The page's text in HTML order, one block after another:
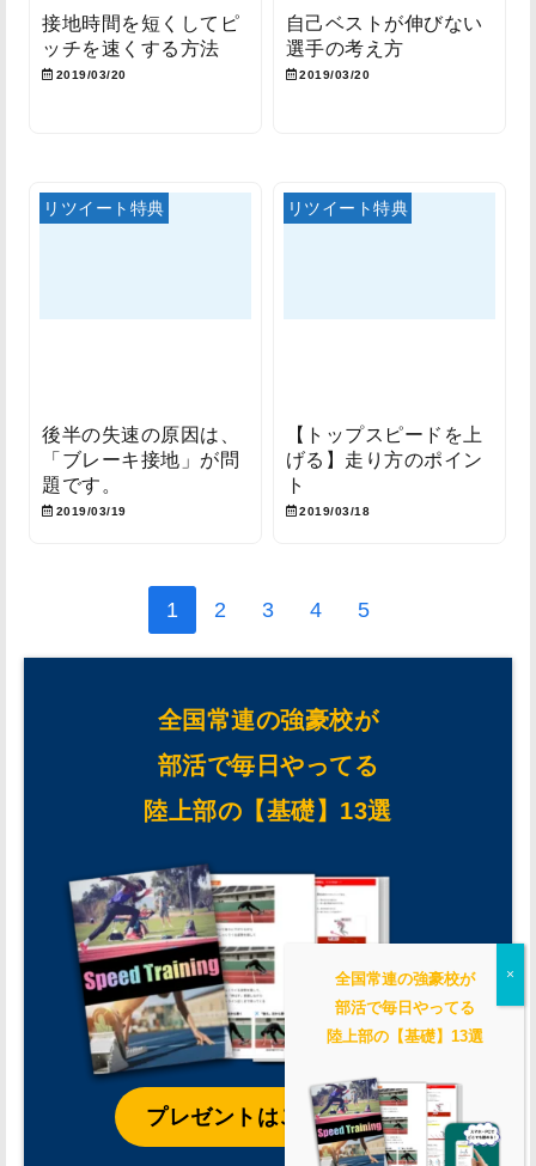
接地時間を短くしてピ
ッチを速くする方法
2019/03/20
自己ベストが伸びない
選手の考え方
2019/03/20
リツイート特典
後半の失速の原因は、
「ブレーキ接地」が問
題です。
2019/03/19
リツイート特典
【トップスピードを上
げる】走り方のポイン
ト
2019/03/18
1 2 3 4 5
全国常連の強豪校が
部活で毎日やってる
陸上部の【基礎】13選
プレゼントはこちらから
全国常連の強豪校が
部活で毎日やってる
陸上部の【基礎】13選